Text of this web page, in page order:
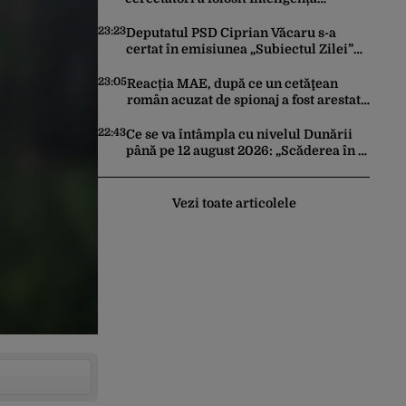
virusuri sintetice la tratarea de E.coli
23:23Deputatul PSD Ciprian Văcaru s-a
certat în emisiunea „Subiectul Zilei”
deficitul fiind motivul scandalului
23:05Reacția MAE, după ce un cetăţean
român acuzat de spionaj a fost arestat
ucrainean ca să asasineze un
producător de drone
22:43Ce se va întâmpla cu nivelul Dunării
până pe 12 august 2026: „Scăderea în 7
Vezi toate articolele